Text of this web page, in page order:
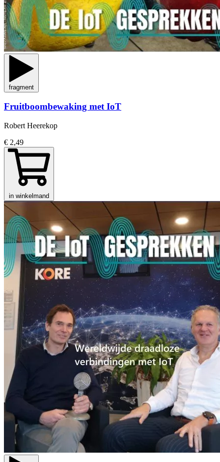
fragment
Fruitboombewaking met IoT
Robert Heerekop
€ 2,49
in winkelmand